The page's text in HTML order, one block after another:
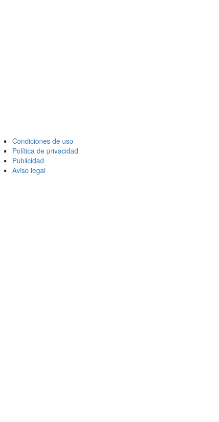
Condiciones de uso
Política de privacidad
Publicidad
Aviso legal